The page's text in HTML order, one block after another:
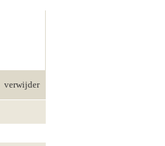
verwijder